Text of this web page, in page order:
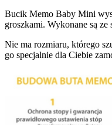
Bucik Memo Baby Mini
groszkami. Wykonane są
Nie ma rozmiaru, którego
go specjalnie dla Ciebie